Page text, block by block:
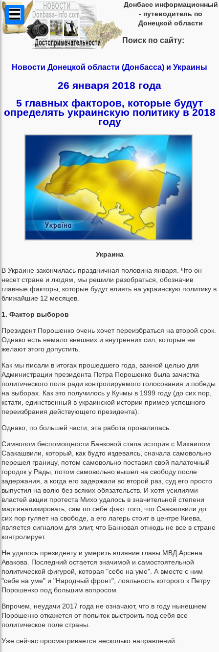
Донбасс информационный
- путеводитель по
Донецкой области
Поиск по сайту:
Новости Донецкой области (Донбасса) и Украины
26 января 2018 года
5 главных факторов, которые будут
определять украинскую политику в 2018
году
Украина
В Украине закончилась праздничная половина января. Что он
несет стране и людям, мы решили разобраться, обозначив
главные факторы, которые будут влиять на украинскую политику в
ближайшие 12 месяцев.
1. Фактор выборов
Президент Порошенко очень хочет переизбраться на второй срок.
Однако есть немало внешних и внутренних сил, которые не
желают этого допустить.
Как мы писали в итогах прошедшего года, важной целью для
Администрации президента Петра Порошенко была зачистка
политического поля ради контролируемого голосования и победы
на выборах. Как это получилось у Кучмы в 1999 году (до сих пор,
кстати, единственный в украинской истории пример успешного
переизбрания действующего президента).
Однако, по большей части, эта работа провалилась.
Символом беспомощности Банковой стала история с Михаилом
Саакашвили, который, как будто издеваясь, сначала самовольно
перешел границу, потом самовольно поставил свой палаточный
городок у Рады, потом самовольно вышел на свободу после
задержания, а когда его задержали во второй раз, суд его просто
выпустил на волю без всяких обязательств. И хотя усилиями
властей акции протеста Михо удалось в значительной степени
маргинализировать, сам по себе факт того, что Саакашвили до
сих пор гуляет на свободе, а его лагерь стоит в центре Киева,
является сигналом для элит, что Банковая отнюдь не все в стране
контролирует.
Не удалось президенту и умерить влияние главы МВД Арсена
Авакова. Последний остается значимой и самостоятельной
политической фигурой, которая "себе на уме". А вместе с ним
"себе на уме" и "Народный фронт", лояльность которого к Петру
Порошенко под большим вопросом.
Впрочем, неудачи 2017 года не означают, что в году нынешнем
Порошенко откажется от попыток выстроить под себя все
политическое поле страны.
Уже сейчас просматривается несколько направлений.